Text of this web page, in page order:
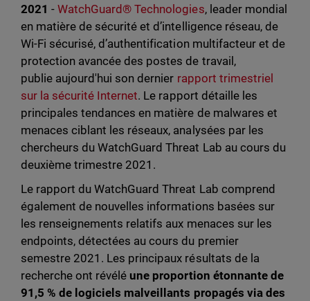
2021 -WatchGuard® Technologies, leader mondial
en matière de sécurité et d’intelligence réseau, de
Wi-Fi sécurisé, d’authentification multifacteur et de
protection avancée des postes de travail,
publie aujourd'hui son dernier rapport trimestriel
sur la sécurité Internet. Le rapport détaille les
principales tendances en matière de malwares et
menaces ciblant les réseaux, analysées par les
chercheurs du WatchGuard Threat Lab au cours du
deuxième trimestre 2021.
Le rapport du WatchGuard Threat Lab comprend
également de nouvelles informations basées sur
les renseignements relatifs aux menaces sur les
endpoints, détectées au cours du premier
semestre 2021. Les principaux résultats de la
recherche ont révélé une proportion étonnante de
91,5 % de logiciels malveillants propagés via des